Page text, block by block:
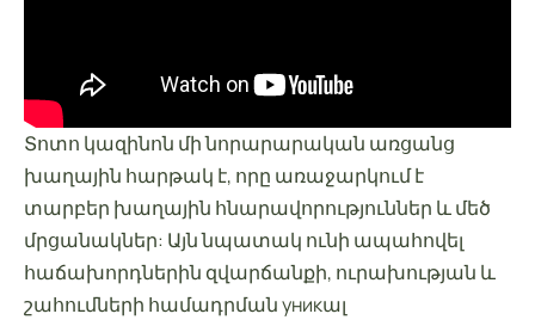
Տոտո կազինոն մի նորարարական առցանց
խաղային հարթակ է, որը առաջարկում է
տարբեր խաղային հնարավորություններ և մեծ
մրցանակներ: Այն նպատակ ունի ապահովել
հաճախորդներին զվարճանքի, ուրախության և
շահումների համադրման уникալ